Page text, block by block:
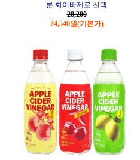
룬 화이바제로 선택
28,200
24,540원(기본가)